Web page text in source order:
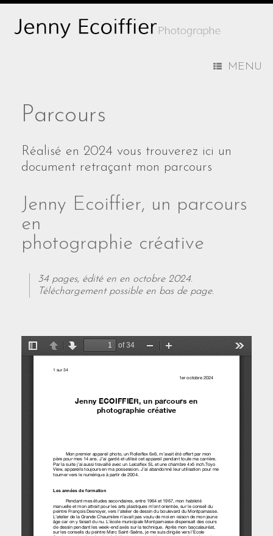
MENU
Parcours
Réalisé en 2024 vous trouverez ici un
document retraçant mon parcours
Jenny Ecoiffier, un parcours
en
photographie créative
34 pages, édité en en octobre 2024.
Téléchargement possible en bas de page.